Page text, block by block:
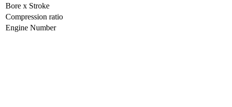
Bore x Stroke
Compression ratio
Engine Number